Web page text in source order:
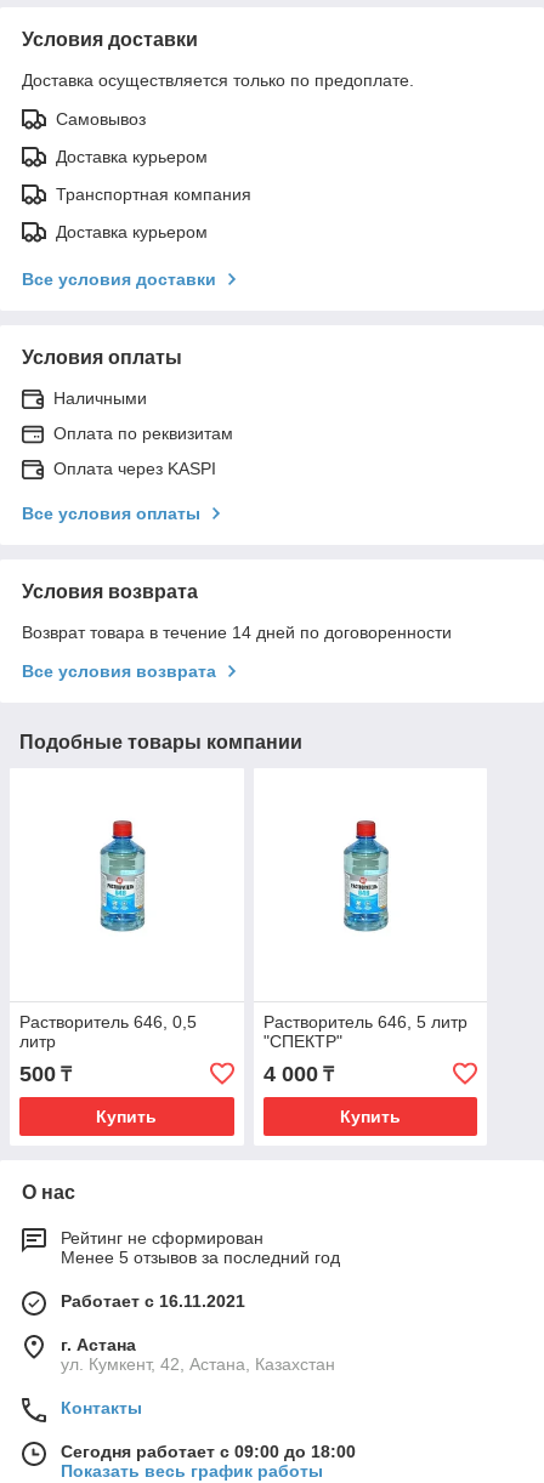
Условия доставки
Доставка осуществляется только по предоплате.
Самовывоз
Доставка курьером
Транспортная компания
Доставка курьером
Все условия доставки
Условия оплаты
Наличными
Оплата по реквизитам
Оплата через KASPI
Все условия оплаты
Условия возврата
Возврат товара в течение 14 дней по договоренности
Все условия возврата
Подобные товары компании
Растворитель 646, 0,5
литр
500 ₸
Купить
Растворитель 646, 5 литр
"СПЕКТР"
4 000₸
Купить
О нас
Рейтинг не сформирован
Менее 5 отзывов за последний год
Работает с 16.11.2021
г. Астана
ул. Кумкент, 42, Астана, Казахстан
Контакты
Сегодня работает с 09:00 до 18:00
Показать весь график работы